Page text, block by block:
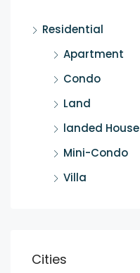
Residential
Apartment
Condo
Land
landed House
Mini-Condo
Villa
Cities